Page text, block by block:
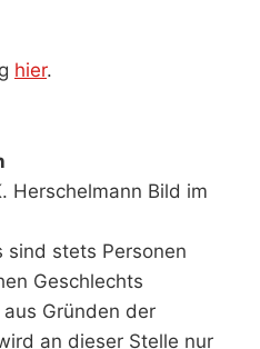
hier.
Herschelmann Bild im
sind stets Personen
Geschlechts
Gründen der
an dieser Stelle nur